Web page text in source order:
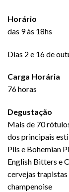
Horário
das 9 às 18hs
Dias 2 e 16 de
Carga Horária
76 horas
Degustação
Mais de 70
dos principais
Pils e Bohemian
English Bitters e
cervejas
champenoise